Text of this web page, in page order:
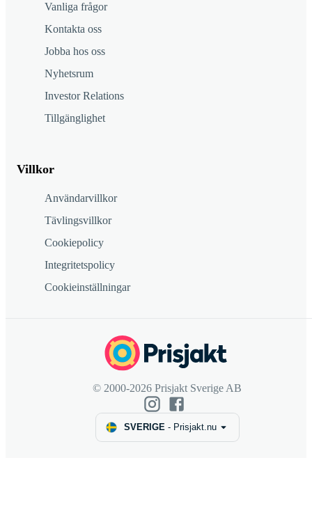
Vanliga frågor
Kontakta oss
Jobba hos oss
Nyhetsrum
Investor Relations
Tillgänglighet
Villkor
Användarvillkor
Tävlingsvillkor
Cookiepolicy
Integritetspolicy
Cookieinställningar
© 2000-2026 Prisjakt Sverige AB
SVERIGE- Prisjakt.nu